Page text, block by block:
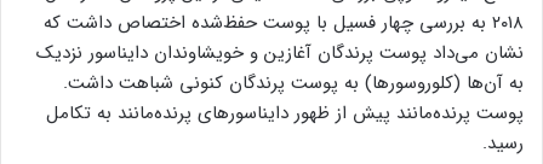
۲۰۱۸ به بررسی چهار فسیل با پوست حفظ‌شده اختصاص داشت که
نشان می‌داد پوست پرندگان آغازین و خویشاوندان دایناسور نزدیک
به آن‌ها (کلوروسورها) به پوست پرندگان کنونی شباهت داشت.
پوست پرنده‌مانند پیش از ظهور دایناسورهای پرنده‌مانند به تکامل
رسید.